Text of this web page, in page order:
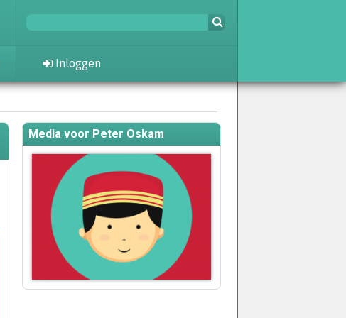
Inloggen
Media voor Peter Oskam